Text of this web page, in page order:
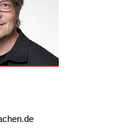
auf,
können.